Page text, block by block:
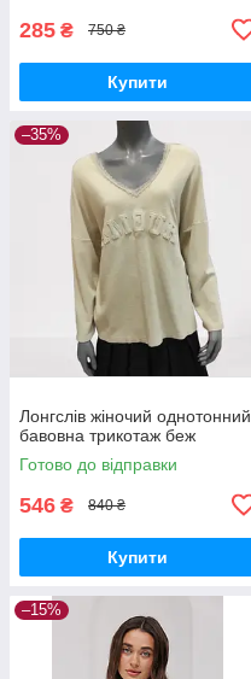
285 ₴ 750 ₴
Купити
–35%
Лонгслів жіночий однотонний
бавовна трикотаж беж
Готово до відправки
546 ₴ 840 ₴
Купити
–15%